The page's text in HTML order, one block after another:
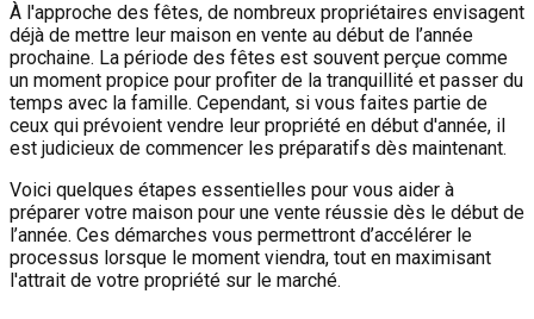
À l'approche des fêtes, de nombreux propriétaires envisagent
déjà de mettre leur maison en vente au début de l’année
prochaine. La période des fêtes est souvent perçue comme
un moment propice pour profiter de la tranquillité et passer du
temps avec la famille. Cependant, si vous faites partie de
ceux qui prévoient vendre leur propriété en début d'année, il
est judicieux de commencer les préparatifs dès maintenant.
Voici quelques étapes essentielles pour vous aider à
préparer votre maison pour une vente réussie dès le début de
l’année. Ces démarches vous permettront d’accélérer le
processus lorsque le moment viendra, tout en maximisant
l'attrait de votre propriété sur le marché.